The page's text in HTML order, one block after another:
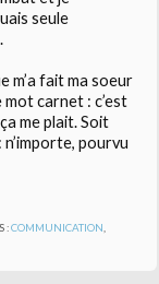
seule
m’a fait ma soeur
carnet : c’est
me plait. Soit
pourvu
:COMMUNICATION